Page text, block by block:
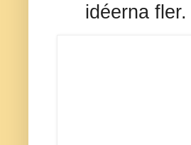
idéerna fler.